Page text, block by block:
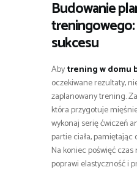
Budowanie
sukcesu
Abytrening w domu
oczekiwane rezultaty,
zaplanowany trening.
która przygotuje
wykonaj serię ćwiczeń
partie ciała,
Na koniec poświęć
poprawi elastyczność i